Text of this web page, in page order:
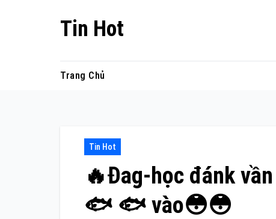
Tin Hot
Trang Chủ
Tin Hot
🔥Đag-học đánk
🐟 🐟 vào😳😳